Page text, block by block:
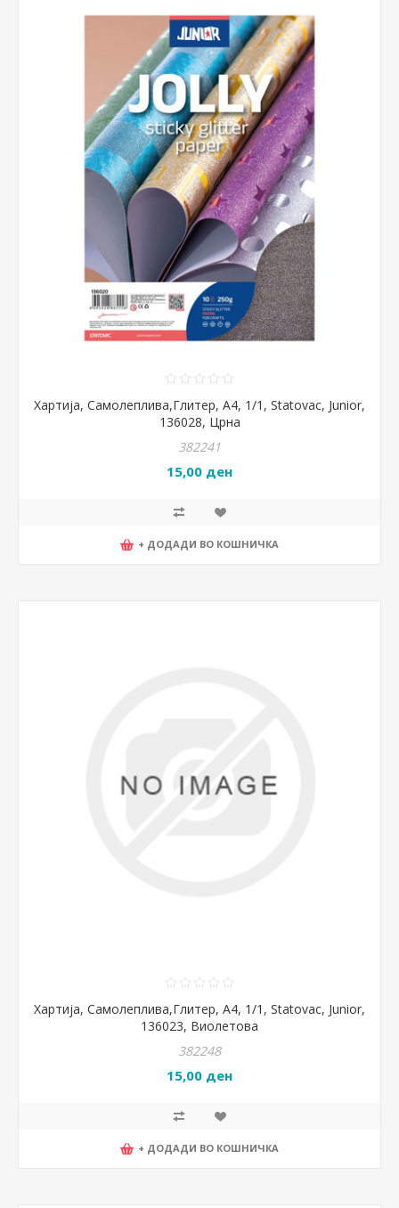
Хартија, Самолеплива,Глитер, А4, 1/1, Statovac, Junior,
136028, Црна
382241
15,00 ден
+ ДОДАДИ ВО КОШНИЧКА
Хартија, Самолеплива,Глитер, А4, 1/1, Statovac, Junior,
136023, Виолетова
382248
15,00 ден
+ ДОДАДИ ВО КОШНИЧКА